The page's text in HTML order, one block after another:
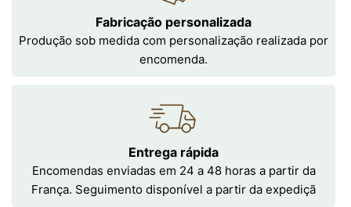
Fabricação personalizada
Produção sob medida com personalização realizada por
encomenda.
Entrega rápida
Encomendas enviadas em 24 a 48 horas a partir da
França. Seguimento disponível a partir da expediçã